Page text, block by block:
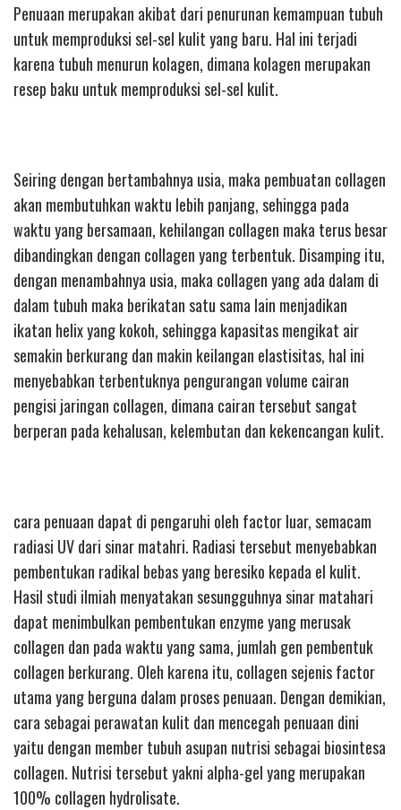
Penuaan merupakan akibat dari penurunan kemampuan tubuh
untuk memproduksi sel-sel kulit yang baru. Hal ini terjadi
karena tubuh menurun kolagen, dimana kolagen merupakan
resep baku untuk memproduksi sel-sel kulit.
Seiring dengan bertambahnya usia, maka pembuatan collagen
akan membutuhkan waktu lebih panjang, sehingga pada
waktu yang bersamaan, kehilangan collagen maka terus besar
dibandingkan dengan collagen yang terbentuk. Disamping itu,
dengan menambahnya usia, maka collagen yang ada dalam di
dalam tubuh maka berikatan satu sama lain menjadikan
ikatan helix yang kokoh, sehingga kapasitas mengikat air
semakin berkurang dan makin keilangan elastisitas, hal ini
menyebabkan terbentuknya pengurangan volume cairan
pengisi jaringan collagen, dimana cairan tersebut sangat
berperan pada kehalusan, kelembutan dan kekencangan kulit.
cara penuaan dapat di pengaruhi oleh factor luar, semacam
radiasi UV dari sinar matahri. Radiasi tersebut menyebabkan
pembentukan radikal bebas yang beresiko kepada el kulit.
Hasil studi ilmiah menyatakan sesungguhnya sinar matahari
dapat menimbulkan pembentukan enzyme yang merusak
collagen dan pada waktu yang sama, jumlah gen pembentuk
collagen berkurang. Oleh karena itu, collagen sejenis factor
utama yang berguna dalam proses penuaan. Dengan demikian,
cara sebagai perawatan kulit dan mencegah penuaan dini
yaitu dengan member tubuh asupan nutrisi sebagai biosintesa
collagen. Nutrisi tersebut yakni alpha-gel yang merupakan
100% collagen hydrolisate.